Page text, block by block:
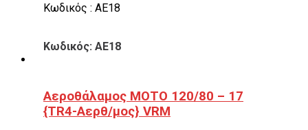
Κωδικός : ΑΕ18
Κωδικός: ΑΕ18
Αεροθάλαμος ΜΟΤΟ 120/80 – 17
{TR4-Αερθ/μος} VRM